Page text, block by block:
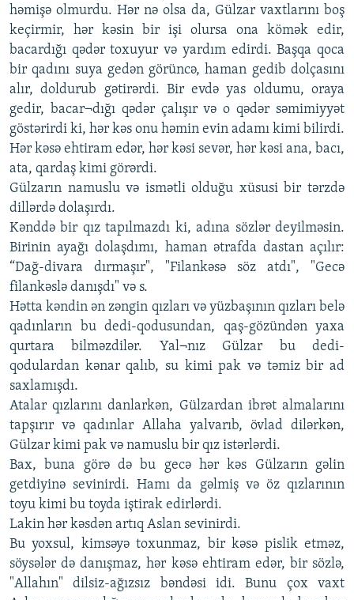
həmişə olmurdu. Hər nə olsa da, Gülzar vaxtlarını boş
keçirmir, hər kəsin bir işi olursa ona kömək edir,
bacardığı qədər toxuyur və yardım edirdi. Başqa qoca
bir qadını suya gedən görüncə, haman gedib dolçasını
alır, doldurub gətirərdi. Bir evdə yas oldumu, oraya
gedir, bacar¬dığı qədər çalışır və o qədər səmimiyyət
göstərirdi ki, hər kəs onu həmin evin adamı kimi bilirdi.
Hər kəsə ehtiram edər, hər kəsi sevər, hər kəsi ana, bacı,
ata, qardaş kimi görərdi.
Gülzarın namuslu və ismətli olduğu xüsusi bir tərzdə
dillərdə dolaşırdı.
Kənddə bir qız tapılmazdı ki, adına sözlər deyilməsin.
Birinin ayağı dolaşdımı, haman ətrafda dastan açılır:
“Dağ-divara dırmaşır", "Filankəsə söz atdı", "Gecə
filankəslə danışdı" və s.
Hətta kəndin ən zəngin qızları və yüzbaşının qızları belə
qadınların bu dedi-qodusundan, qaş-gözündən yaxa
qurtara bilməzdilər. Yal¬nız Gülzar bu dedi-
qodulardan kənar qalıb, su kimi pak və təmiz bir ad
saxlamışdı.
Atalar qızlarını danlarkən, Gülzardan ibrət almalarını
tapşırır və qadınlar Allaha yalvarıb, övlad dilərkən,
Gülzar kimi pak və namuslu bir qız istərlərdi.
Bax, buna görə də bu gecə hər kəs Gülzarın gəlin
getdiyinə sevinirdi. Hamı da gəlmiş və öz qızlarının
toyu kimi bu toyda iştirak edirlərdi.
Lakin hər kəsdən artıq Aslan sevinirdi.
Bu yoxsul, kimsəyə toxunmaz, bir kəsə pislik etməz,
söysələr də danışmaz, hər kəsə ehtiram edər, bir sözlə,
"Allahın" dilsiz-ağızsız bəndəsi idi. Bunu çox vaxt